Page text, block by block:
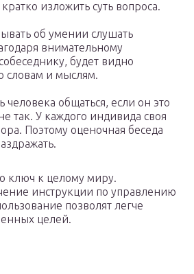
изложить суть вопроса.
об умении слушать
внимательному
будет видно
словам и мыслям.
человека общаться, если он это
так. У каждого индивида своя
Поэтому оценочная беседа
ключ к целому миру.
инструкции по управлению
позволят легче
целей.